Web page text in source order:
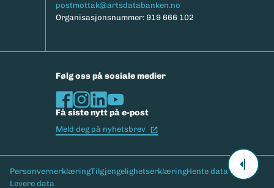
postmottak@artsdatabanken.no
Organisasjonsnummer: 919 666 102
Følg oss på sosiale medier
Få siste nytt på e-post
Meld deg på nyhetsbrev
Bunntekst
PersonvernerklæringTilgjengelighetserklæringHente data
Levere data